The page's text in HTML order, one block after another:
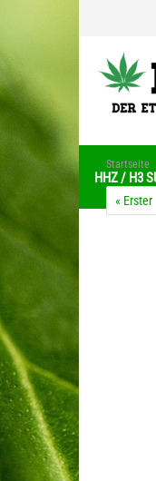
HHZ / H3
Startseite
« Erster